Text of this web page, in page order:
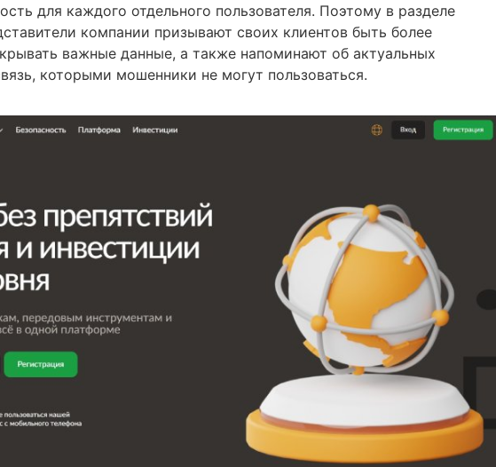
для каждого отдельного пользователя. Поэтому в разделе
компании призывают своих клиентов быть более
важные данные, а также напоминают об актуальных
которыми мошенники не могут пользоваться.